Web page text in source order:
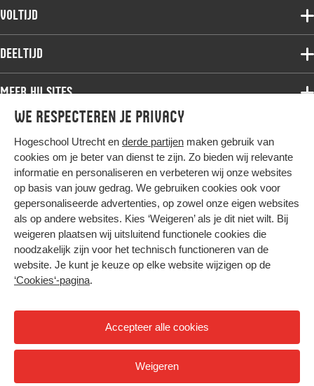
We respecteren je privacy
Hogeschool Utrecht en derde partijen maken gebruik van
cookies om je beter van dienst te zijn. Zo bieden wij relevante
informatie en personaliseren en verbeteren wij onze websites
op basis van jouw gedrag. We gebruiken cookies ook voor
gepersonaliseerde advertenties, op zowel onze eigen websites
als op andere websites. Kies ‘Weigeren’ als je dit niet wilt. Bij
weigeren plaatsen wij uitsluitend functionele cookies die
noodzakelijk zijn voor het technisch functioneren van de
website. Je kunt je keuze op elke website wijzigen op de
‘Cookies‘-pagina.
Accepteer alle cookies
Weigeren
Voltijdopleidingen
Deeltijdopleidingen
Onderzoek
Werken bij de HU
Contact
Voltijd
Associate degree
Bachelor
Master
Studiekeuze voltijd
Deeltijd
Associate degree
Bachelor
Master
Post-master
Studiekeuze deeltijd
Meer HU sites
HU International
HU Bibliotheek
HU Ontwikkelt
Duurzame HU
Intranet
Trajectum
Hier komt alles samen
Colofon
Privacy
Cookies
Nieuwsbrief
Hoog contrast
© 2026 Hogeschool Utrecht